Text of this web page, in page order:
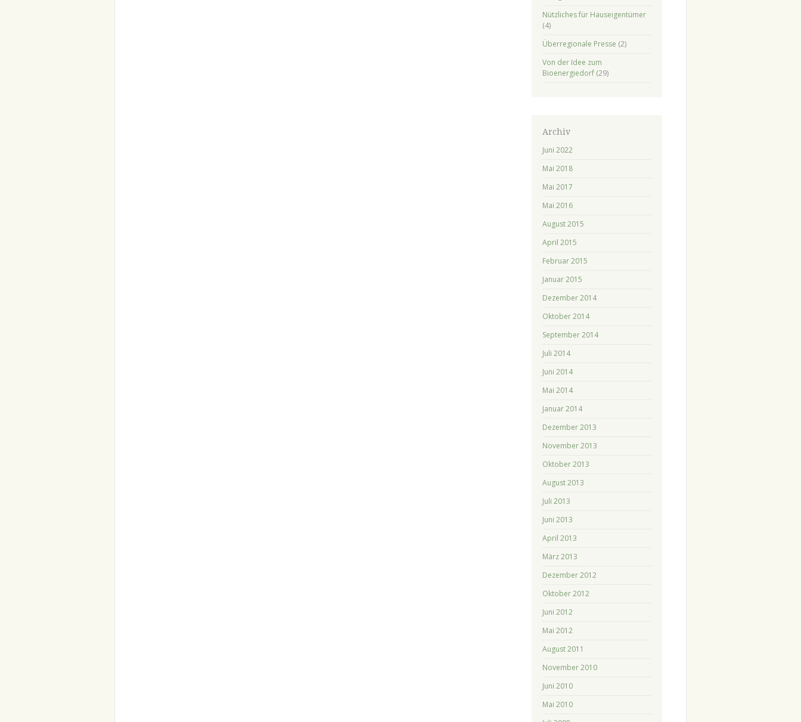
Nützliches für Hauseigentümer
(4)
Überregionale Presse (2)
Von der Idee zum
Bioenergiedorf(29)
Archiv
Juni 2022
Mai 2018
Mai 2017
Mai 2016
August 2015
April 2015
Februar 2015
Januar 2015
Dezember 2014
Oktober 2014
September 2014
Juli 2014
Juni 2014
Mai 2014
Januar 2014
Dezember 2013
November 2013
Oktober 2013
August 2013
Juli 2013
Juni 2013
April 2013
März 2013
Dezember 2012
Oktober 2012
Juni 2012
Mai 2012
August 2011
November 2010
Juni 2010
Mai 2010